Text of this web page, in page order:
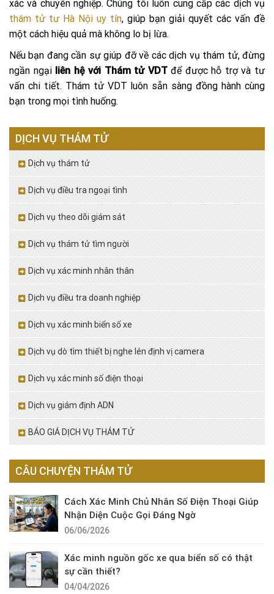
xác và chuyên nghiệp. Chúng tôi luôn cung cấp các dịch vụ
thám tử tư Hà Nội uy tín, giúp bạn giải quyết các vấn đề
một cách hiệu quả mà không lo bị lừa.
Nếu bạn đang cần sự giúp đỡ về các dịch vụ thám tử, đừng
ngần ngại liên hệ với Thám tử VDTđể được hỗ trợ và tư
vấn chi tiết. Thám tử VDT luôn sẵn sàng đồng hành cùng
bạn trong mọi tình huống.
DỊCH VỤ THÁM TỬ
Dịch vụ thám tử
Dịch vụ điều tra ngoại tình
Dịch vụ theo dõi giám sát
Dịch vụ thám tử tìm người
Dịch vụ xác minh nhân thân
Dịch vụ điều tra doanh nghiệp
Dịch vụ xác minh biển số xe
Dịch vụ dò tìm thiết bị nghe lén định vị camera
Dịch vụ xác minh số điện thoại
Dịch vụ giám định ADN
BÁO GIÁ DỊCH VỤ THÁM TỬ
CÂU CHUYỆN THÁM TỬ
Cách Xác Minh Chủ Nhân Số Điện Thoại Giúp
Nhận Diện Cuộc Gọi Đáng Ngờ
06/06/2026
Xác minh nguồn gốc xe qua biển số có thật
sự cần thiết?
04/04/2026